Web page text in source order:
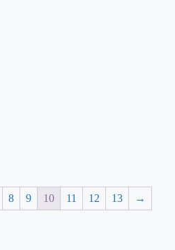
8 9 10 11 12 13 →